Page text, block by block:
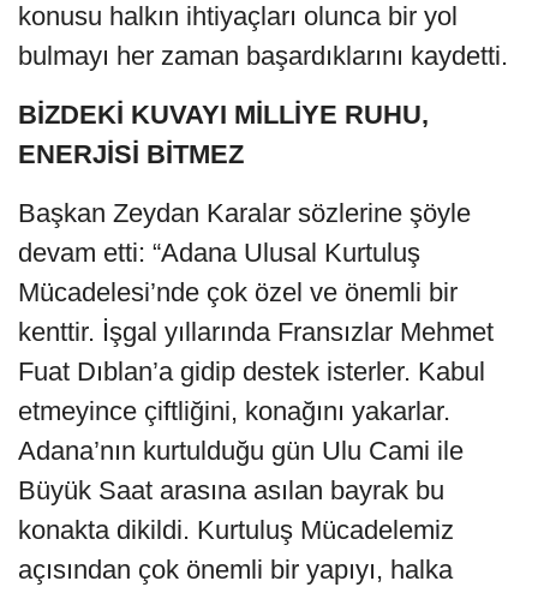
konusu halkın ihtiyaçları olunca bir yol
bulmayı her zaman başardıklarını kaydetti.
BİZDEKİ KUVAYI MİLLİYE RUHU,
ENERJİSİ BİTMEZ
Başkan Zeydan Karalar sözlerine şöyle
devam etti: “Adana Ulusal Kurtuluş
Mücadelesi’nde çok özel ve önemli bir
kenttir. İşgal yıllarında Fransızlar Mehmet
Fuat Dıblan’a gidip destek isterler. Kabul
etmeyince çiftliğini, konağını yakarlar.
Adana’nın kurtulduğu gün Ulu Cami ile
Büyük Saat arasına asılan bayrak bu
konakta dikildi. Kurtuluş Mücadelemiz
açısından çok önemli bir yapıyı, halka